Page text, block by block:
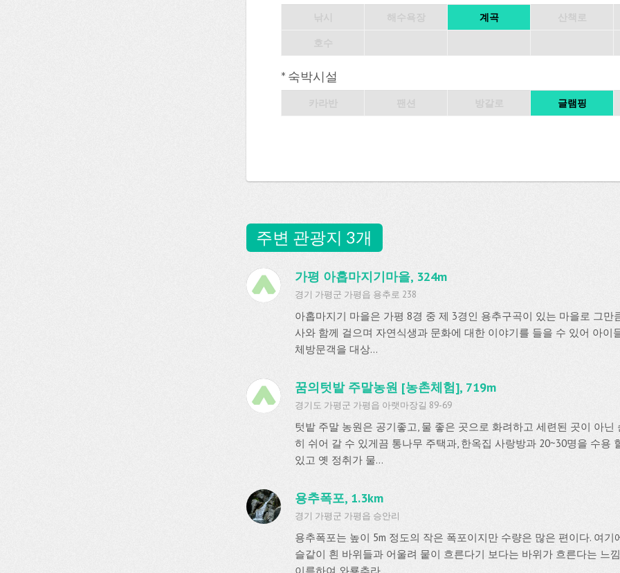
계곡
* 숙박시설
글램핑
주변 관광지 3개
가평 아홉마지기마을, 324m
경기 가평군 가평읍 용추로 238
아홉마지기 마을은 가평 8경 중 제 3경인 용추구곡이 있는 마을로 그만
사와 함께 걸으며 자연식생과 문화에 대한 이야기를 들을 수 있어 아이
체방문객을 대상...
꿈의텃밭 주말농원 [농촌체험], 719m
경기도 가평군 가평읍 아랫마장길 89-69
텃밭 주말 농원은 공기좋고, 물 좋은 곳으로 화려하고 세련된 곳이 아닌
히 쉬어 갈 수 있게끔 통나무 주택과, 한옥집 사랑방과 20~30명을 수용
있고 옛 정취가 물...
용추폭포, 1.3km
경기 가평군 가평읍 승안리
용추폭포는 높이 5m 정도의 작은 폭포이지만 수량은 많은 편이다. 여
슬같이 흰 바위들과 어울려 뭍이 흐른다기 보다는 바위가 흐른다는 느